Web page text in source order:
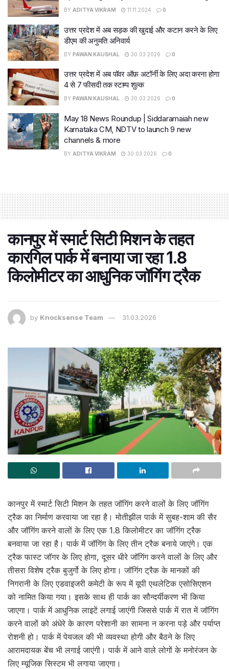
BY ADITYA VIKRAM 11.11.2024 0
उत्तर प्रदेश में अब सड़क की खुदाई और कटान करने के लिए
डीएम की अनुमति अनिवार्य
BY PAWAN KAUSHAL 30.03.2026 0
उत्तर प्रदेश में अब पॉवर ऑफ़ अटॉर्नी के लिए अदा करना होगा
4 से 7 फीसदी तक स्टाम्प शुल्क
BY PAWAN KAUSHAL 30.03.2026 0
May 18 News Roundup | Siddaramaiah new
Karnataka CM, NDTV to launch 9 new
channels & more
BY ADITYA VIKRAM 30.03.2026 0
कानपुर में स्मार्ट सिटी मिशन के तहत
कारगिल पार्क में बनाया जा रहा 1.8
किलोमीटर का आधुनिक जॉगिंग ट्रैक
by Knocksense Team 31.03.2026
कानपुर में स्मार्ट सिटी मिशन के तहत जॉगिंग करने वालों के लिए जॉगिंग
ट्रैक का निर्माण करवाया जा रहा है। मोतीझील पार्क में सुबह-शाम की सैर
और जॉगिंग करने वालों के लिए एक 1.8 किलोमीटर का जॉगिंग ट्रैक
बनवाया जा रहा है। पार्क में जॉगिंग के लिए तीन ट्रैक बनाये जाएंगे। एक
ट्रैक फास्ट जॉगर के लिए होगा, दूसर धीरे जॉगिंग करने वालों के लिए और
तीसरा विशेष ट्रैक बुजुर्गो के लिए होगा। जॉगिंग ट्रैक के मानकों की
निगरानी के लिए एडवाइजरी कमेटी के रूप में यूपी एथलेटिक एसोसिएशन
को नामित किया गया। इसके साथ ही पार्क का सौन्दर्यीकरण भी किया
जाएगा। पार्क में आधुनिक लाइटें लगाई जाएंगी जिससे पार्क में रात में जॉगिंग
करने वालों को अंधेरे के कारण परेशानी का सामना न करना पड़े और पर्याप्त
रोशनी हो। पार्क में पेयजल की भी व्यवस्था होगी और बैठने के लिए
आरामदायक बेंच भी लगाई जाएंगी। पार्क में आने वाले लोगों के मनोरंजन के
लिए म्यूजिक सिस्टम भी लगाया जाएगा।